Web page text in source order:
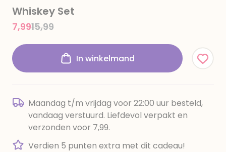
Whiskey Set
Price reduced from
15,99to
7,99
In winkelmand
Maandag t/m vrijdag voor 22:00 uur besteld,
vandaag verstuurd. Liefdevol verpakt en
verzonden voor 7,99.
Verdien 5 punten extra met dit cadeau!